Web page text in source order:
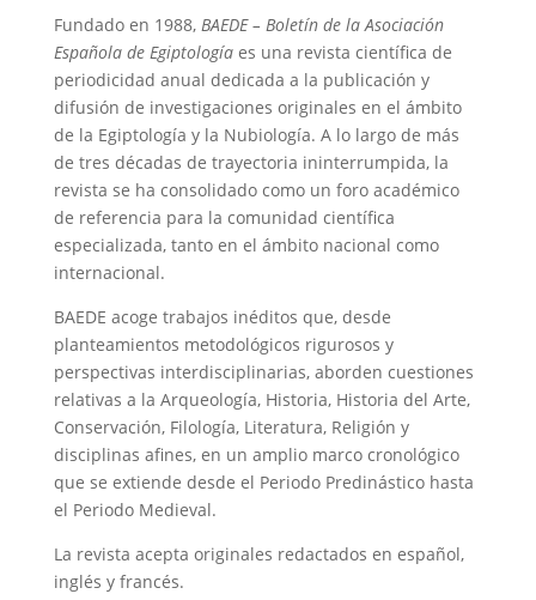
Fundado en 1988, BAEDE – Boletín de la Asociación
Española de Egiptologíaes una revista científica de
periodicidad anual dedicada a la publicación y
difusión de investigaciones originales en el ámbito
de la Egiptología y la Nubiología. A lo largo de más
de tres décadas de trayectoria ininterrumpida, la
revista se ha consolidado como un foro académico
de referencia para la comunidad científica
especializada, tanto en el ámbito nacional como
internacional.
BAEDE acoge trabajos inéditos que, desde
planteamientos metodológicos rigurosos y
perspectivas interdisciplinarias, aborden cuestiones
relativas a la Arqueología, Historia, Historia del Arte,
Conservación, Filología, Literatura, Religión y
disciplinas afines, en un amplio marco cronológico
que se extiende desde el Periodo Predinástico hasta
el Periodo Medieval.
La revista acepta originales redactados en español,
inglés y francés.